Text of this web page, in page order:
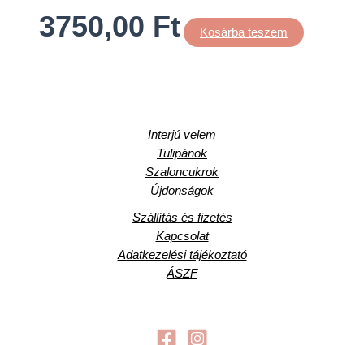
3750,00 Ft Kosárba teszem
Interjú velem
Tulipánok
Szaloncukrok
Újdonságok
Szállítás és fizetés
Kapcsolat
Adatkezelési tájékoztató
ÁSZF